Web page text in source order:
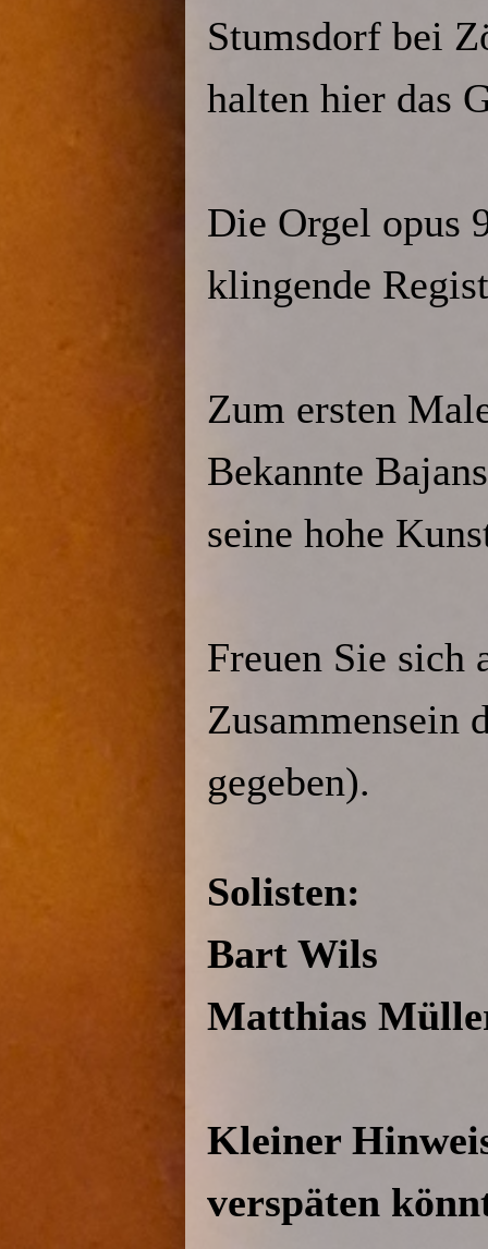
Stumsdorf bei
halten hier das
Die Orgel opus
klingende
Zum ersten
Bekannte
seine hohe
Freuen Sie sich
Zusammensein
gegeben).
Solisten:
Bart Wils
Matthias
Kleiner
verspäten